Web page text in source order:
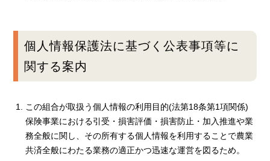
個人情報保護法に基づく公表事項等に
関する案内
この組合が取扱う個人情報の利用目的(法第18条第1項関係)
保険事業における引受・損害評価・損害防止・加入推進や業
務全般に関し、その所有する個人情報を利用することで農業
共済全般にわたる業務の適正かつ迅速な運営を図るため。